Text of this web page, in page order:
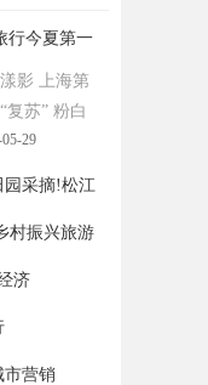
行今夏第一
影 上海第
复苏” 粉白
面 趁花期
29
园采摘!松江
村振兴旅游
济
市营销